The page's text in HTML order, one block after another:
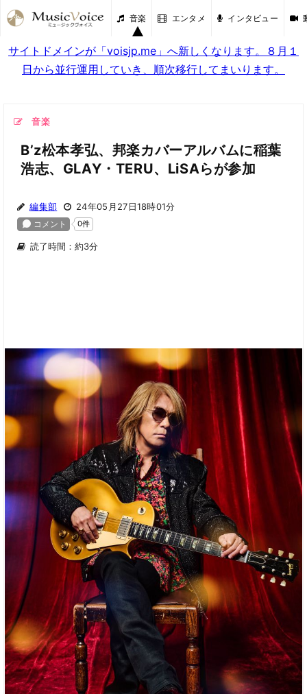
音楽 エンタメ インタビュー
サイトドメインが「voisjp.me」へ新しくなります。８月１
日から並行運用していき、順次移行してまいります。
音楽
B’z松本孝弘、邦楽カバーアルバムに稲葉
浩志、GLAY・TERU、LiSAらが参加
編集部 24年05月27日18時01分
読了時間：約3分